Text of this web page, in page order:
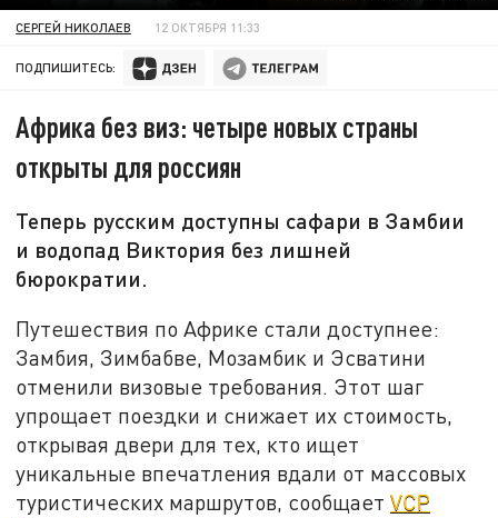
СЕРГЕЙ НИКОЛАЕВ 12 ОКТЯБРЯ 11:33
ПОДПИШИТЕСЬ:
Африка без виз: четыре новых страны
открыты для россиян
Теперь русским доступны сафари в Замбии
и водопад Виктория без лишней
бюрократии.
Путешествия по Африке стали доступнее:
Замбия, Зимбабве, Мозамбик и Эсватини
отменили визовые требования. Этот шаг
упрощает поездки и снижает их стоимость,
открывая двери для тех, кто ищет
уникальные впечатления вдали от массовых
туристических маршрутов, сообщаетVCP